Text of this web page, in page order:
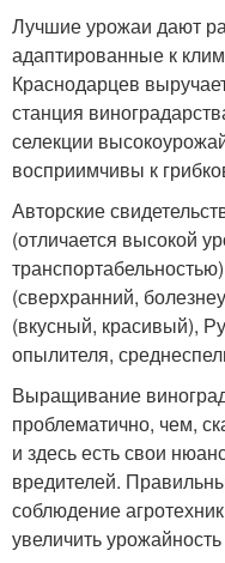
Лучшие урожаи дают
адаптированные к
Краснодарцев
станция
селекции
восприимчивы к
Авторские
(отличается высокой
(сверхранний,
(вкусный, красивый),
опылителя,
Выращивание
проблематично, чем,
и здесь есть свои
вредителей.
соблюдение
увеличить